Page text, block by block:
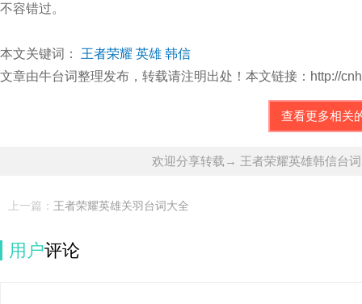
不容错过。
本文关键词： 王者荣耀 英雄 韩信
文章由牛台词整理发布，转载请注明出处！本文链接：http://
查看更多相关
欢迎分享转载→ 王者荣耀英雄韩信台
上一篇： 王者荣耀英雄关羽台词大全
用户评论